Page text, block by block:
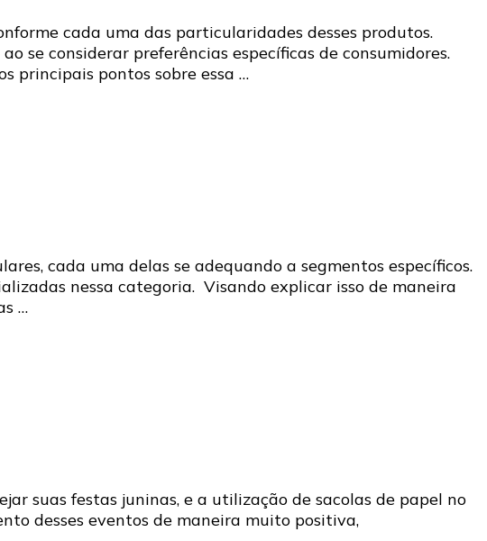
cada uma das particularidades desses produtos.
se considerar preferências específicas de consumidores.
principais pontos sobre essa …
cada uma delas se adequando a segmentos específicos.
nessa categoria. Visando explicar isso de maneira
…
suas festas juninas, e a utilização de sacolas de papel no
desses eventos de maneira muito positiva,